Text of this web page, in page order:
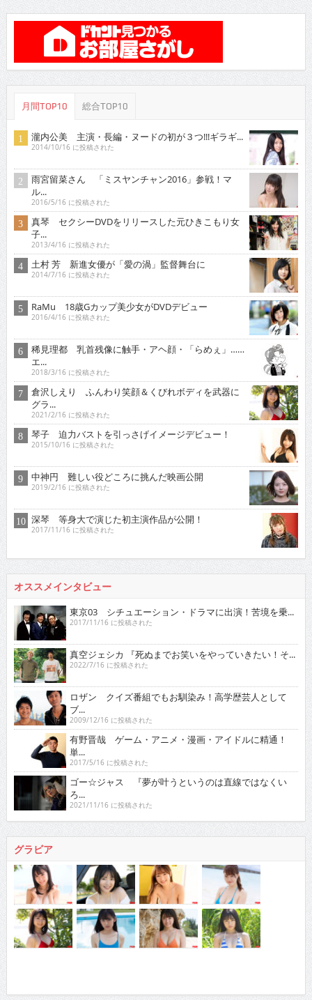
月間TOP10 総合TOP10
瀧内公美 主演・長編・ヌードの初が３つ!!!ギラギ...
2014/10/16 に投稿された
雨宮留菜さん 「ミスヤンチャン2016」参戦！マ
ル...
2016/5/16 に投稿された
真琴 セクシーDVDをリリースした元ひきこもり女
子...
2013/4/16 に投稿された
土村 芳 新進女優が「愛の渦」監督舞台に
2014/7/16 に投稿された
RaMu 18歳Gカップ美少女がDVDデビュー
2016/4/16 に投稿された
稀見理都 乳首残像に触手・アヘ顔・「らめぇ」……
エ...
2018/3/16 に投稿された
倉沢しえり ふんわり笑顔＆くびれボディを武器に
グラ...
2021/2/16 に投稿された
琴子 迫力バストを引っさげイメージデビュー！
2015/10/16 に投稿された
中神円 難しい役どころに挑んだ映画公開
2019/2/16 に投稿された
深琴 等身大で演じた初主演作品が公開！
2017/11/16 に投稿された
オススメインタビュー
東京03 シチュエーション・ドラマに出演！苦境を乗...
2017/11/16 に投稿された
真空ジェシカ 『死ぬまでお笑いをやっていきたい！そ...
2022/7/16 に投稿された
ロザン クイズ番組でもお馴染み！高学歴芸人として
ブ...
2009/12/16 に投稿された
有野晋哉 ゲーム・アニメ・漫画・アイドルに精通！
単...
2017/5/16 に投稿された
ゴー☆ジャス 『夢が叶うというのは直線ではなくい
ろ...
2021/11/16 に投稿された
グラビア